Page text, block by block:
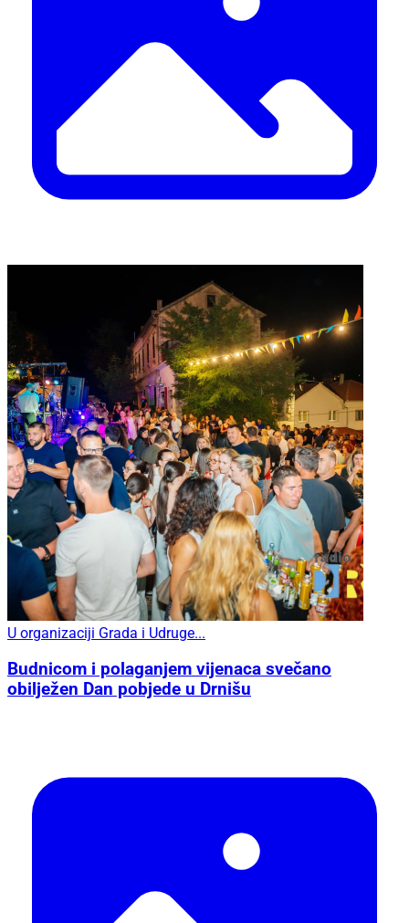
U organizaciji Grada i Udruge...
Budnicom i polaganjem vijenaca svečano
obilježen Dan pobjede u Drnišu